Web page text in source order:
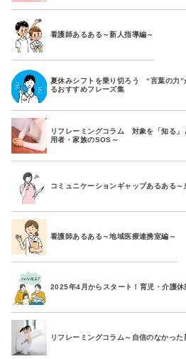
看護師あるある～新人指導編～
夏休みシフトを乗り切ろう “言葉の力”
るおすすめフレーズ集
リフレーミングコラム 対象を「知る」
用者・家族のSOS～
コミュニケーションギャップあるある～
看護師あるある～地域医療連携室編～
2025年4月からスタート！育児・介護休
リフレーミングコラム～自信のなかった